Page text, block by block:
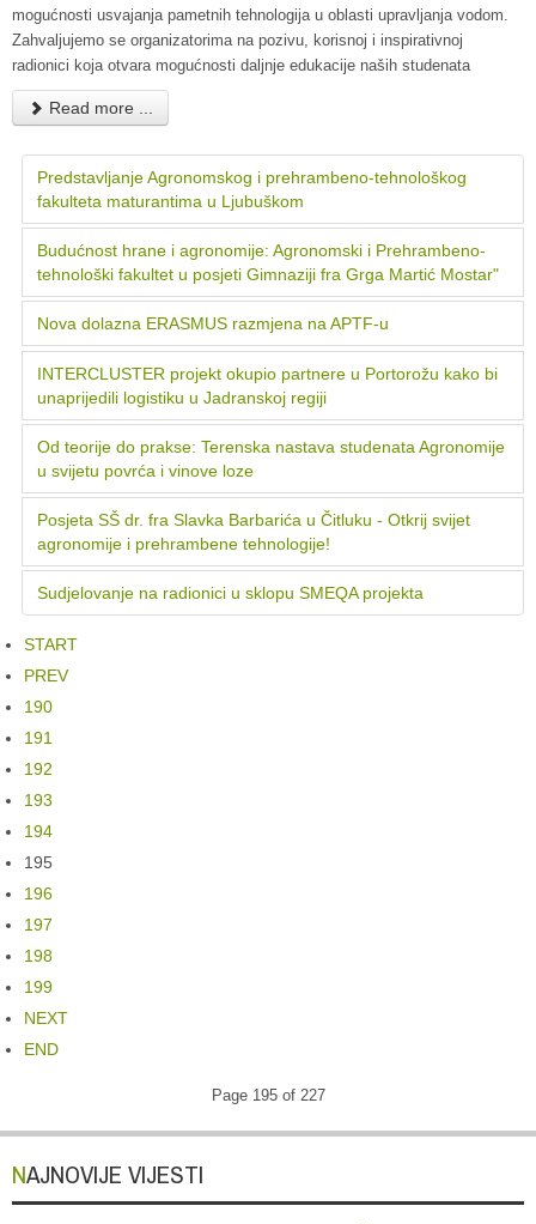
mogućnosti usvajanja pametnih tehnologija u oblasti upravljanja vodom.
Zahvaljujemo se organizatorima na pozivu, korisnoj i inspirativnoj
radionici koja otvara mogućnosti daljnje edukacije naših studenata
Read more ...
Predstavljanje Agronomskog i prehrambeno-tehnološkog
fakulteta maturantima u Ljubuškom
Budućnost hrane i agronomije: Agronomski i Prehrambeno-
tehnološki fakultet u posjeti Gimnaziji fra Grga Martić Mostar"
Nova dolazna ERASMUS razmjena na APTF-u
INTERCLUSTER projekt okupio partnere u Portorožu kako bi
unaprijedili logistiku u Jadranskoj regiji
Od teorije do prakse: Terenska nastava studenata Agronomije
u svijetu povrća i vinove loze
Posjeta SŠ dr. fra Slavka Barbarića u Čitluku - Otkrij svijet
agronomije i prehrambene tehnologije!
Sudjelovanje na radionici u sklopu SMEQA projekta
START
PREV
190
191
192
193
194
195
196
197
198
199
NEXT
END
Page 195 of 227
NAJNOVIJE VIJESTI